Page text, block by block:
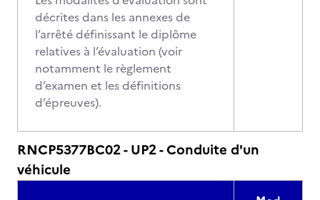
décrites dans les annexes de
l’arrêté définissant le diplôme
relatives à l’évaluation (voir
notamment le règlement
d’examen et les définitions
d’épreuves).
RNCP5377BC02 - UP2 - Conduite d'un
véhicule